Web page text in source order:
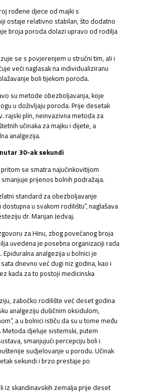
rođene djece od majki s
ostaje relativno stabilan, što dodatno
broja poroda dolazi upravo od rodilja
se s povjerenjem u stručni tim, ali i
veći naglasak na individualiziranu
boli tijekom poroda.
su metode obezboljavanja, koje
u doživljaju poroda. Prije desetak
rajski plin, neinvazivna metoda za
učinaka za majku i dijete, a
analgezija.
30-ak sekundi
se smatra najučinkovitijom
prijenos bolnih podražaja.
standard za obezboljavanje
u svakom rodilištu“, naglašava
dr. Marijan Jedvaj.
za Hinu, zbog povećanog broja
uvedena je posebna organizaciji rada
analgezija u bolnici je
dnevno već dugi niz godina, kao i
kada za to postoji medicinska
zabočko rodilište već deset godina
analgeziju dušičnim oksidulom,
a u bolnici ističu da su u tome među
Metoda djeluje sistemski, putem
smanjujući percepciju boli i
sudjelovanje u porodu. Učinak
sekundi i brzo prestaje po
iz skandinavskih zemalja prije deset